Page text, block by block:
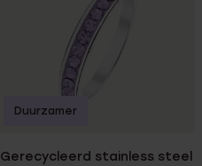
Gerecycleerd stainless steel
Duurzamer